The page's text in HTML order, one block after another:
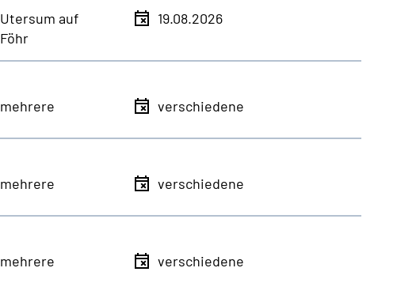
Utersum auf
Föhr
19.08.2026
mehrere verschiedene
mehrere verschiedene
mehrere verschiedene